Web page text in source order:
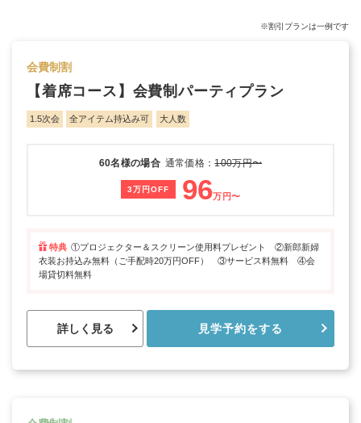
※割引プランは一例です
会費制割
【着席コース】会費制パーティプラン
1.5次会 全アイテム持込み可 大人数
60名様の場合 通常価格：100万円〜
3万円OFF 96万円〜
特典 ①プロジェクター＆スクリーン使用料プレゼント ②新郎新婦
衣装お持込み無料（ご手配時20万円OFF） ③サービス料無料 ④会
場貸切料無料
詳しく見る 見学予約をする